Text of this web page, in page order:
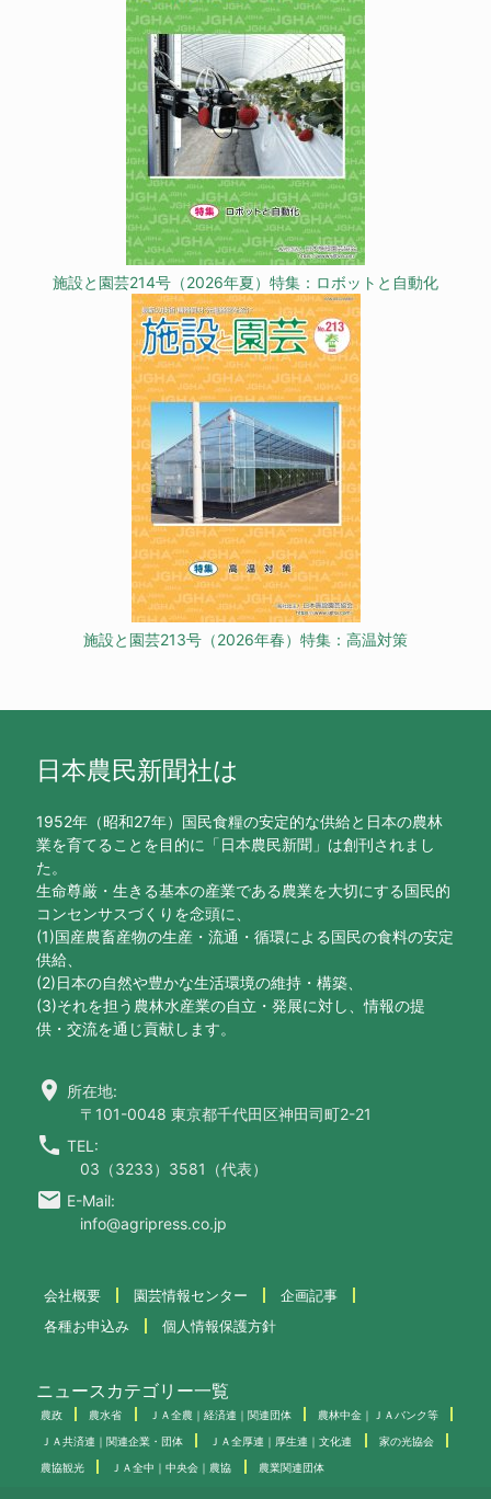
施設と園芸214号（2026年夏）特集：ロボットと自動化
施設と園芸213号（2026年春）特集：高温対策
日本農民新聞社は
1952年（昭和27年）国民食糧の安定的な供給と日本の農林
業を育てることを目的に「日本農民新聞」は創刊されまし
た。
生命尊厳・生きる基本の産業である農業を大切にする国民的
コンセンサスづくりを念頭に、
(1)国産農畜産物の生産・流通・循環による国民の食料の安定
供給、
(2)日本の自然や豊かな生活環境の維持・構築、
(3)それを担う農林水産業の自立・発展に対し、情報の提
供・交流を通じ貢献します。
location_on 所在地:
〒101-0048 東京都千代田区神田司町2-21
call TEL:
03（3233）3581（代表）
email E-Mail:
info@agripress.co.jp
会社概要 園芸情報センター
企画記事
各種お申込み
個人情報保護方針
ニュースカテゴリー一覧
農政 農水省 ＪＡ全農｜経済連｜関連団体 農林中金｜ＪＡバンク等
ＪＡ共済連｜関連企業・団体 ＪＡ全厚連｜厚生連｜文化連 家の光協会
農協観光 ＪＡ全中｜中央会｜農協 農業関連団体